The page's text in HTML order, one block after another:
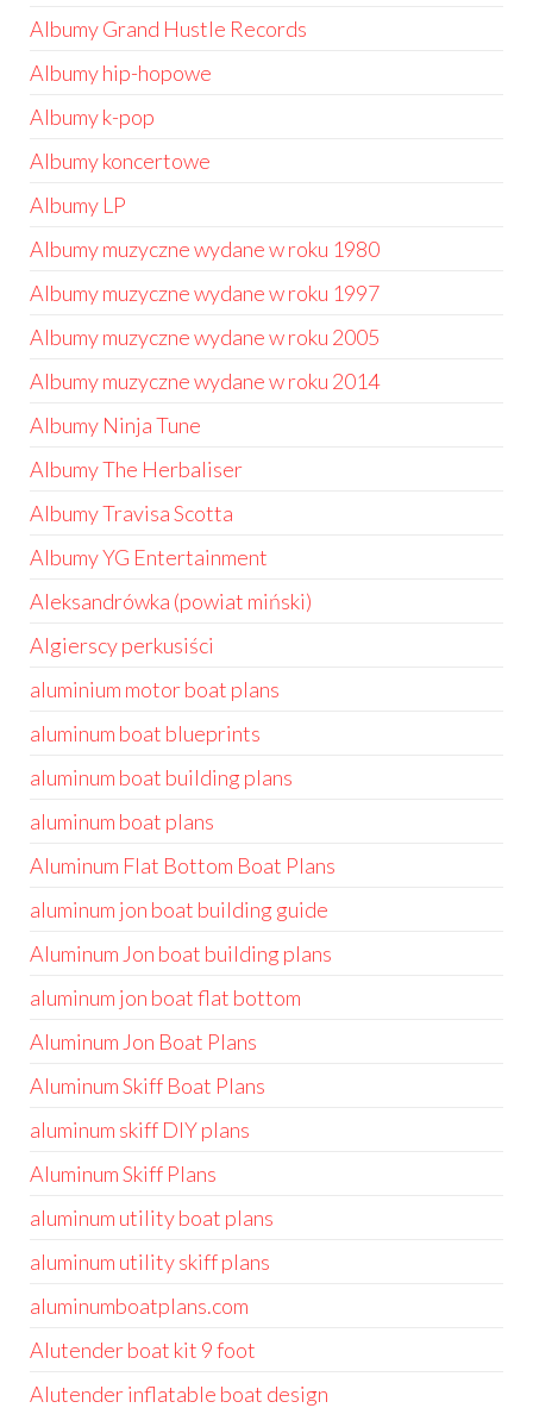
Albumy Grand Hustle Records
Albumy hip-hopowe
Albumy k-pop
Albumy koncertowe
Albumy LP
Albumy muzyczne wydane w roku 1980
Albumy muzyczne wydane w roku 1997
Albumy muzyczne wydane w roku 2005
Albumy muzyczne wydane w roku 2014
Albumy Ninja Tune
Albumy The Herbaliser
Albumy Travisa Scotta
Albumy YG Entertainment
Aleksandrówka (powiat miński)
Algierscy perkusiści
aluminium motor boat plans
aluminum boat blueprints
aluminum boat building plans
aluminum boat plans
Aluminum Flat Bottom Boat Plans
aluminum jon boat building guide
Aluminum Jon boat building plans
aluminum jon boat flat bottom
Aluminum Jon Boat Plans
Aluminum Skiff Boat Plans
aluminum skiff DIY plans
Aluminum Skiff Plans
aluminum utility boat plans
aluminum utility skiff plans
aluminumboatplans.com
Alutender boat kit 9 foot
Alutender inflatable boat design